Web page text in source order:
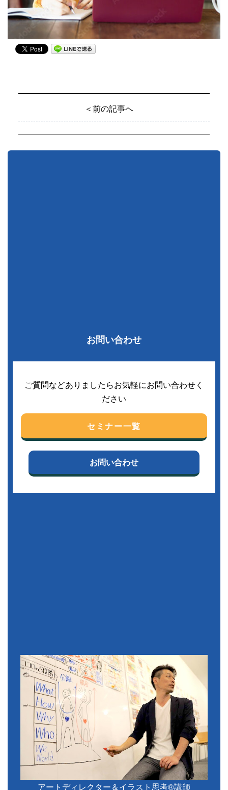
＜前の記事へ
お問い合わせ
ご質問などありましたらお気軽にお問い合わせく
ださい
セミナー一覧
お問い合わせ
アートディレクター＆イラスト思考®講師